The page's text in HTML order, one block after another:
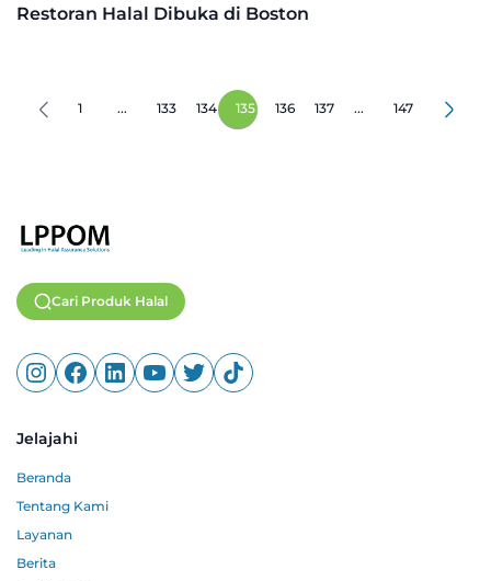
Restoran Halal Dibuka di Boston
1 ... 133 134 135 136 137 ... 147
Cari Produk Halal
Jelajahi
Beranda
Tentang Kami
Layanan
Berita